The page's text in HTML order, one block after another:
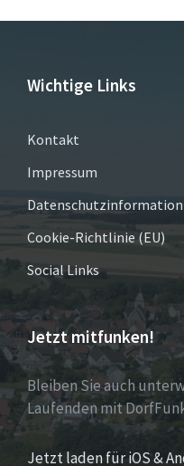
Wichtige Links
Kontakt
Impressum
Datenschutzinformation
Cookie-Richtlinie (EU)
Social Links
Jetzt mitfunken!
Bleiben Sie auch
Laufenden mit
Jetzt laden für iOS &